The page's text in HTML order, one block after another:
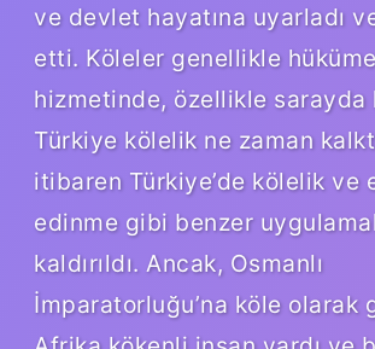
ve devlet hayatına uyarladı
etti. Köleler genellikle
hizmetinde, özellikle sarayda
Türkiye kölelik ne zaman
itibaren Türkiye’de kölelik ve
edinme gibi benzer
kaldırıldı. Ancak, Osmanlı
İmparatorluğu’na köle olarak